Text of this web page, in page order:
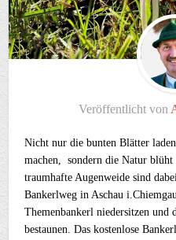
Veröffentlicht von
Nicht nur die bunten Blätter
machen, sondern die Natur
traumhafte Augenweide sind
Bankerlweg in Aschau
Themenbankerl niedersitzen und
bestaunen. Das kostenlose